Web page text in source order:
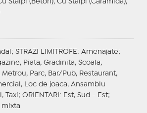
Stalpi (Beton), Cu Stalpi (Caramida),
STRAZI LIMITROFE : Amenajate;
Piata, Gradinita, Scoala,
Metrou, Parc, Bar/Pub, Restaurant,
Loc de joaca, Ansamblu
Taxi; ORIENTARI : Est, Sud - Est;
mixta